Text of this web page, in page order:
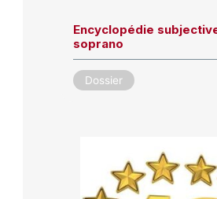
Encyclopédie
soprano
Dossier